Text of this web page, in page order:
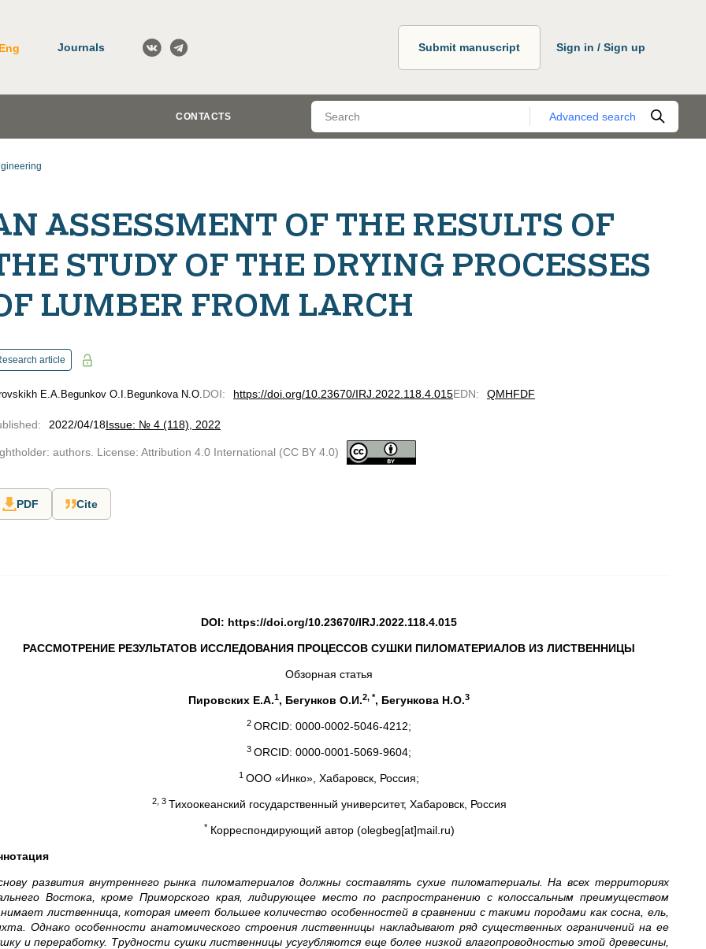
Eng Journals Submit manuscript Sign in / Sign up
CONTACTS Advanced search
ASSESSMENT OF THE RESULTS OF
STUDY OF THE DRYING PROCESSES
LUMBER FROM LARCH
article
E.A. Begunkov O.I. Begunkova N.O. DOI: https://doi.org/10.23670/IRJ.2022.118.4.015EDN: QMHFDF
: 2022/04/18Issue: № 4 (118), 2022
authors. License: Attribution 4.0 International (CC BY 4.0)
PDF Cite
DOI: https://doi.org/10.23670/IRJ.2022.118.4.015
РАССМОТРЕНИЕ РЕЗУЛЬТАТОВ ИССЛЕДОВАНИЯ ПРОЦЕССОВ СУШКИ ПИЛОМАТЕРИАЛОВ ИЗ ЛИСТВЕННИЦЫ
Обзорная статья
Пировских Е.А.1, Бегунков О.И.2, *, Бегункова Н.О.3
2 ORCID: 0000-0002-5046-4212;
3 ORCID: 0000-0001-5069-9604;
1 ООО «Инко», Хабаровск, Россия;
2, 3 Тихоокеанский государственный университет, Хабаровск, Россия
*Корреспондирующий автор (olegbeg[at]mail.ru)
развития внутреннего рынка пиломатериалов должны составлять сухие пиломатериалы. На всех территориях
Востока, кроме Приморского края, лидирующее место по распространению с колоссальным преимуществом
лиственница, которая имеет большее количество особенностей в сравнении с такими породами как сосна, ель,
Однако особенности анатомического строения лиственницы накладывают ряд существенных ограничений на ее
и переработку. Трудности сушки лиственницы усугубляются еще более низкой влагопроводностью этой древесины,